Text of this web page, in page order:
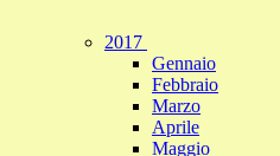
2017
Gennaio
Febbraio
Marzo
Aprile
Maggio